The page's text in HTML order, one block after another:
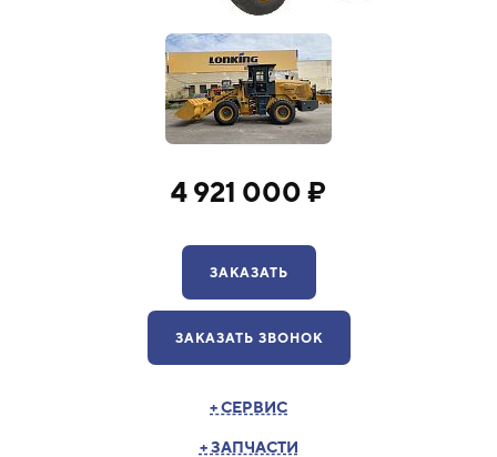
4 921 000 ₽
ЗАКАЗАТЬ
ЗАКАЗАТЬ ЗВОНОК
+ СЕРВИС
+ ЗАПЧАСТИ